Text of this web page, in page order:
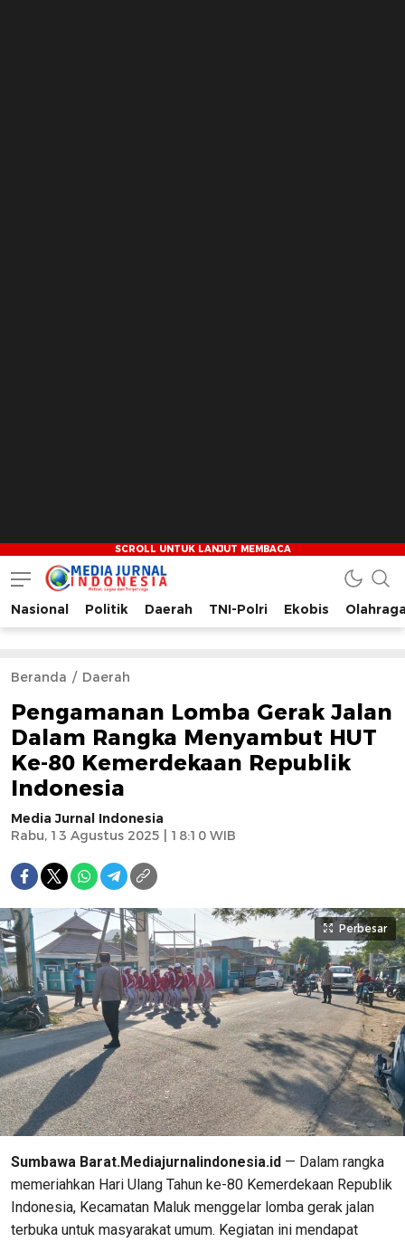
Media Jurnal Indonesia
Bersama Membangun Indonesia
Nasional Politik Daerah TNI-Polri Ekobis
Beranda Daerah
Pengamanan Lomba Gerak Jalan
Dalam Rangka Menyambut HUT
Ke-80 Kemerdekaan Republik
Indonesia
Media Jurnal Indonesia
Rabu, 13 Agustus 2025 | 18:10 WIB
Perbesar
Sumbawa Barat.Mediajurnalindonesia.id — Dalam rangka
memeriahkan Hari Ulang Tahun ke-80 Kemerdekaan Republik
Indonesia, Kecamatan Maluk menggelar lomba gerak jalan
terbuka untuk masyarakat umum. Kegiatan ini mendapat